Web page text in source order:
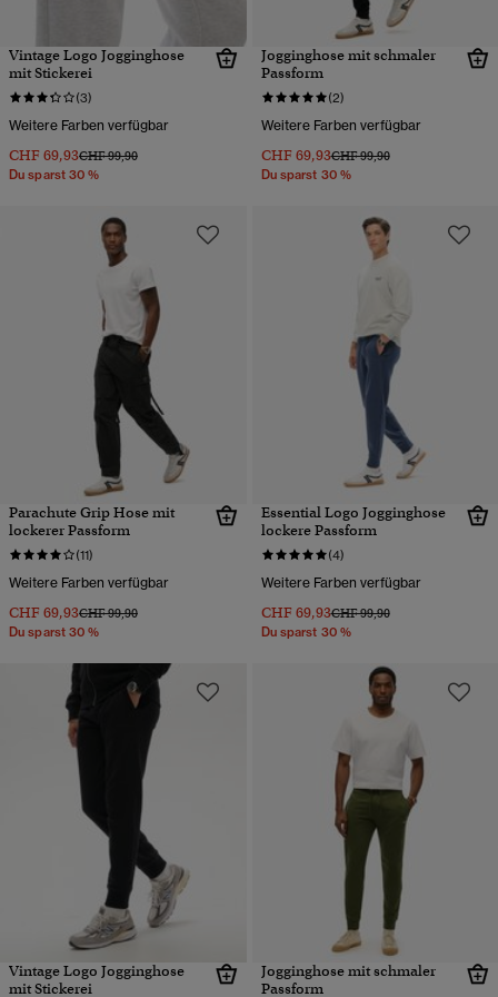
Vintage Logo Jogginghose
mit Stickerei
(3)
Weitere Farben verfügbar
CHF 69,93Preis wurde reduziert von
CHF 99,90bis
Du sparst 30 %
Jogginghose mit schmaler
Passform
(2)
Weitere Farben verfügbar
CHF 69,93Preis wurde reduziert von
CHF 99,90bis
Du sparst 30 %
Parachute Grip Hose mit
lockerer Passform
(11)
Weitere Farben verfügbar
CHF 69,93Preis wurde reduziert von
CHF 99,90bis
Du sparst 30 %
Essential Logo Jogginghose
lockere Passform
(4)
Weitere Farben verfügbar
CHF 69,93Preis wurde reduziert von
CHF 99,90bis
Du sparst 30 %
Vintage Logo Jogginghose
mit Stickerei
Jogginghose mit schmaler
Passform